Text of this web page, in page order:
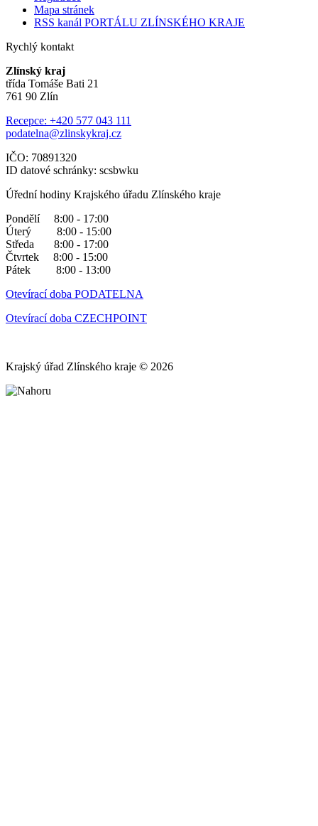
Mapa stránek
RSS kanál PORTÁLU ZLÍNSKÉHO KRAJE
Rychlý kontakt
Zlínský kraj
třída Tomáše Bati 21
761 90 Zlín
Recepce: +420 577 043 111
podatelna@zlinskykraj.cz
IČO: 70891320
ID datové schránky: scsbwku
Úřední hodiny Krajského úřadu Zlínského kraje
Pondělí 8:00 - 17:00
Úterý 8:00 - 15:00
Středa 8:00 - 17:00
Čtvrtek 8:00 - 15:00
Pátek 8:00 - 13:00
Otevírací doba PODATELNA
Otevírací doba CZECHPOINT
Krajský úřad Zlínského kraje © 2026